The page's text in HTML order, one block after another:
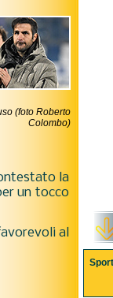
(foto Roberto
Colombo)
la
un tocco
al
Sport